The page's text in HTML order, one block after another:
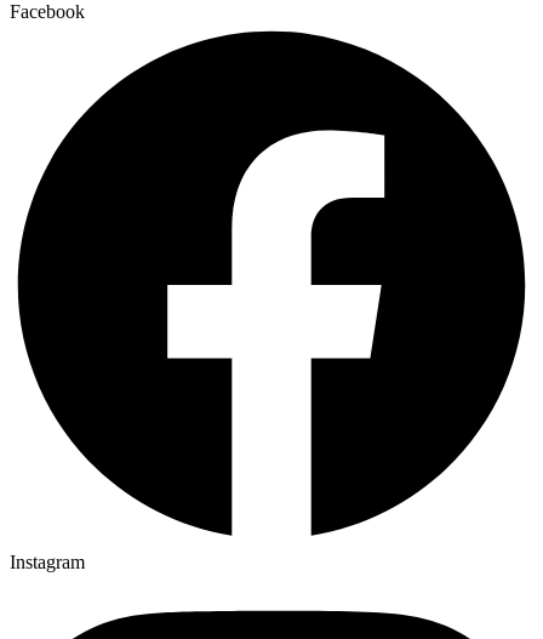
Facebook
Instagram